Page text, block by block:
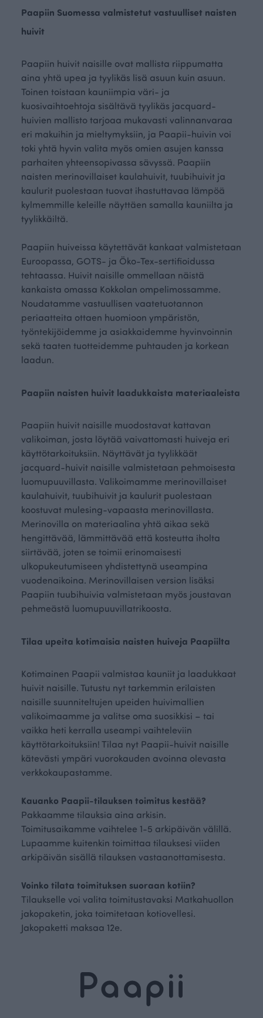
Paapiin Suomessa valmistetut vastuulliset naisten
huivit
Paapiin huivit naisille ovat mallista riippumatta
aina yhtä upea ja tyylikäs lisä asuun kuin asuun.
Toinen toistaan kauniimpia väri- ja
kuosivaihtoehtoja sisältävä tyylikäs jacquard-
huivien mallisto tarjoaa mukavasti valinnanvaraa
eri makuihin ja mieltymyksiin, ja Paapii-huivin voi
toki yhtä hyvin valita myös omien asujen kanssa
parhaiten yhteensopivassa sävyssä. Paapiin
naisten merinovillaiset kaulahuivit, tuubihuivit ja
kaulurit puolestaan tuovat ihastuttavaa lämpöä
kylmemmille keleille näyttäen samalla kauniilta ja
tyylikkäiltä.
Paapiin huiveissa käytettävät kankaat valmistetaan
Euroopassa, GOTS- ja Öko-Tex-sertifioidussa
tehtaassa. Huivit naisille ommellaan näistä
kankaista omassa Kokkolan ompelimossamme.
Noudatamme vastuullisen vaatetuotannon
periaatteita ottaen huomioon ympäristön,
työntekijöidemme ja asiakkaidemme hyvinvoinnin
sekä taaten tuotteidemme puhtauden ja korkean
laadun.
Paapiin naisten huivit laadukkaista materiaaleista
Paapiin huivit naisille muodostavat kattavan
valikoiman, josta löytää vaivattomasti huiveja eri
käyttötarkoituksiin. Näyttävät ja tyylikkäät
jacquard-huivit naisille valmistetaan pehmoisesta
luomupuuvillasta. Valikoimamme merinovillaiset
kaulahuivit, tuubihuivit ja kaulurit puolestaan
koostuvat mulesing-vapaasta merinovillasta.
Merinovilla on materiaalina yhtä aikaa sekä
hengittävää, lämmittävää että kosteutta iholta
siirtävää, joten se toimii erinomaisesti
ulkopukeutumiseen yhdistettynä useampina
vuodenaikoina. Merinovillaisen version lisäksi
Paapiin tuubihuivia valmistetaan myös joustavan
pehmeästä luomupuuvillatrikoosta.
Tilaa upeita kotimaisia naisten huiveja Paapiilta
Kotimainen Paapii valmistaa kauniit ja laadukkaat
huivit naisille. Tutustu nyt tarkemmin erilaisten
naisille suunniteltujen upeiden huivimallien
valikoimaamme ja valitse oma suosikkisi – tai
vaikka heti kerralla useampi vaihteleviin
käyttötarkoituksiin! Tilaa nyt Paapii-huivit naisille
kätevästi ympäri vuorokauden avoinna olevasta
verkkokaupastamme.
Kauanko Paapii-tilauksen toimitus kestää?
Pakkaamme tilauksia aina arkisin.
Toimitusaikamme vaihtelee 1-5 arkipäivän välillä.
Lupaamme kuitenkin toimittaa tilauksesi viiden
arkipäivän sisällä tilauksen vastaanottamisesta.
Voinko tilata toimituksen suoraan kotiin?
Tilaukselle voi valita toimitustavaksi Matkahuollon
jakopaketin, joka toimitetaan kotiovellesi.
Jakopaketti maksaa 12e.